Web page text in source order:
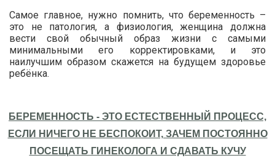
Самое главное, нужно помнить, что беременность –
это не патология, а физиология, женщина должна
вести свой обычный образ жизни с самыми
минимальными его корректировками, и это
наилучшим образом скажется на будущем здоровье
ребёнка.
БЕРЕМЕННОСТЬ - ЭТО ЕСТЕСТВЕННЫЙ ПРОЦЕСС,
ЕСЛИ НИЧЕГО НЕ БЕСПОКОИТ, ЗАЧЕМ ПОСТОЯННО
ПОСЕЩАТЬ ГИНЕКОЛОГА И СДАВАТЬ КУЧУ